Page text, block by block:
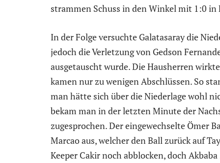
strammen Schuss in den Winkel mit 1:0 in
In der Folge versuchte Galatasaray die
jedoch die Verletzung von Gedson
ausgetauscht wurde.Die Hausherren
kamen nur zu wenigen Abschlüssen. So
man hätte sich über die Niederlage wohl
bekam man in der letzten Minute der
zugesprochen. Der eingewechselte Ömer
Marcao aus, welcher den Ball zurück auf
Keeper Cakir noch abblocken, doch